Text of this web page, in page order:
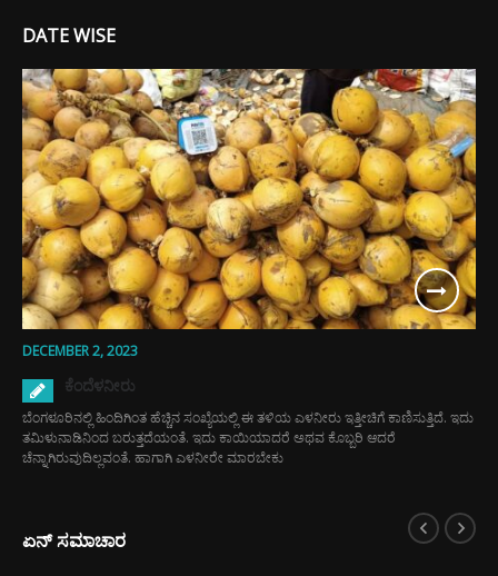
DATE WISE
DECEMBER 2, 2023
ಕೆಂದೆಳನೀರು
ಬೆಂಗಳೂರಿನಲ್ಲಿ ಹಿಂದಿಗಿಂತ ಹೆಚ್ಚಿನ ಸಂಖ್ಯೆಯಲ್ಲಿ ಈ ತಳಿಯ ಎಳನೀರು ಇತ್ತೀಚಿಗೆ ಕಾಣಿಸುತ್ತಿದೆ. ಇದು
ತಮಿಳುನಾಡಿನಿಂದ ಬರುತ್ತದೆಯಂತೆ. ಇದು ಕಾಯಿಯಾದರೆ ಅಥವ ಕೊಬ್ಬರಿ ಆದರೆ
ಚೆನ್ನಾಗಿರುವುದಿಲ್ಲವಂತೆ. ಹಾಗಾಗಿ ಎಳನೀರೇ ಮಾರಬೇಕು
ಏನ್ ಸಮಾಚಾರ